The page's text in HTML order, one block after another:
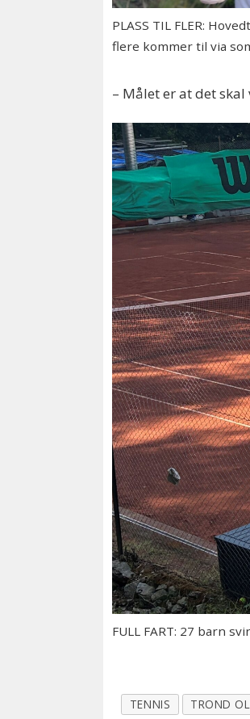
PLASS TIL FLER:
flere kommer til via
– Målet er at det
FULL FART: 27 barn
TENNIS TROND